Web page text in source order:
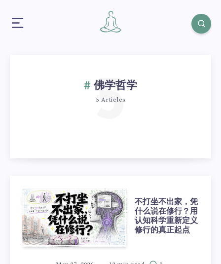
佛学哲学
5 Articles
5
不打坐不出家，凭
什么说在修行？用
认知科学重新定义
修行的真正起点